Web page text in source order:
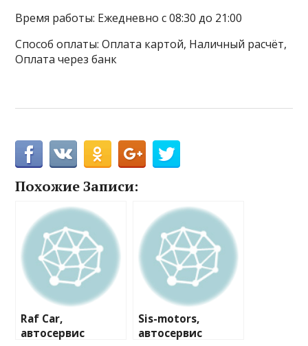
Время работы: Ежедневно с 08:30 до 21:00
Способ оплаты: Оплата картой, Наличный расчёт,
Оплата через банк
Похожие Записи:
Raf Car,
автосервис
Sis-motors,
автосервис